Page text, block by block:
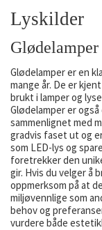
Lyskilder
Glødelamper
Glødelamper er en
mange år. De er
brukt i lamper og
Glødelamper er
sammenlignet med
gradvis faset ut og
som LED-lys og
foretrekker den
gir. Hvis du velger å
oppmerksom på at
miljøvennlige som
behov og
vurdere både